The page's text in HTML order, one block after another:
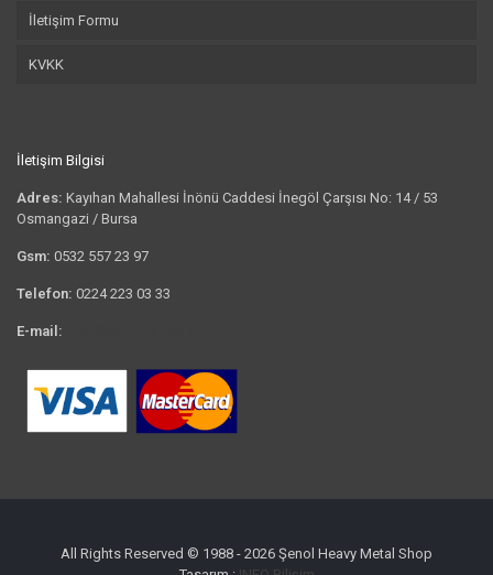
İletişim Formu
KVKK
İletişim Bilgisi
Adres: Kayıhan Mahallesi İnönü Caddesi İnegöl Çarşısı No: 14 / 53
Osmangazi / Bursa
Gsm: 0532 557 23 97
Telefon: 0224 223 03 33
E-mail:
All Rights Reserved © 1988 - 2026 Şenol Heavy Metal Shop